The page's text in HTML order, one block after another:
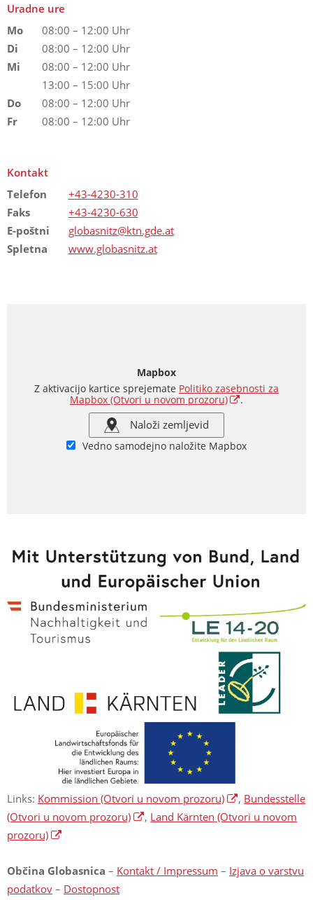
Uradne ure
Mo
08:00 – 12:00 Uhr
Di
08:00 – 12:00 Uhr
Mi
08:00 – 12:00 Uhr
13:00 – 15:00 Uhr
Do
08:00 – 12:00 Uhr
Fr
08:00 – 12:00 Uhr
Kontakt
Telefon
+43-4230-310
Faks
+43-4230-630
E-poštni
globasnitz@ktn.gde.at
Spletna
www.globasnitz.at
Mapbox
Z aktivacijo kartice sprejemate Politiko zasebnosti za
Mapbox(Otvori u novom prozoru) .
Naloži zemljevid
Vedno samodejno naložite Mapbox
Links: Kommission (Otvori u novom prozoru) , Bundesstelle
(Otvori u novom prozoru)
, Land Kärnten (Otvori u novom
prozoru)
Občina Globasnica – Kontakt / Impressum – Izjava o varstvu
podatkov – Dostopnost